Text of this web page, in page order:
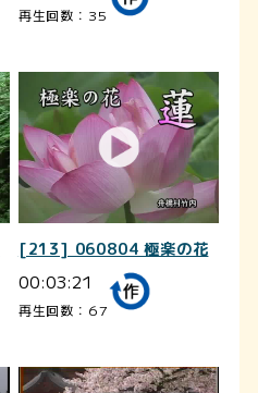
再生回数：35
[213] 060804 極楽の花
00:03:21
再生回数：67